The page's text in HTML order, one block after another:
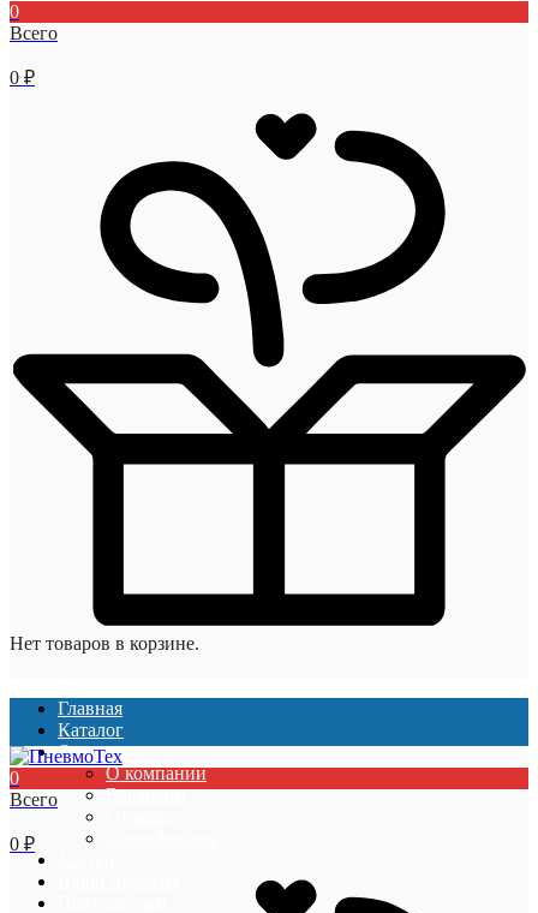
0
Всего
0 ₽
Нет товаров в корзине.
Главная
Каталог
О компании
О компании
Вакансии
0
Всего
0 ₽